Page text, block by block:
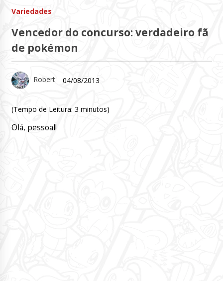
Variedades
Vencedor do concurso: verdadeiro fã
de pokémon
Robert 04/08/2013
(Tempo de Leitura: 3 minutos)
Olá, pessoal!